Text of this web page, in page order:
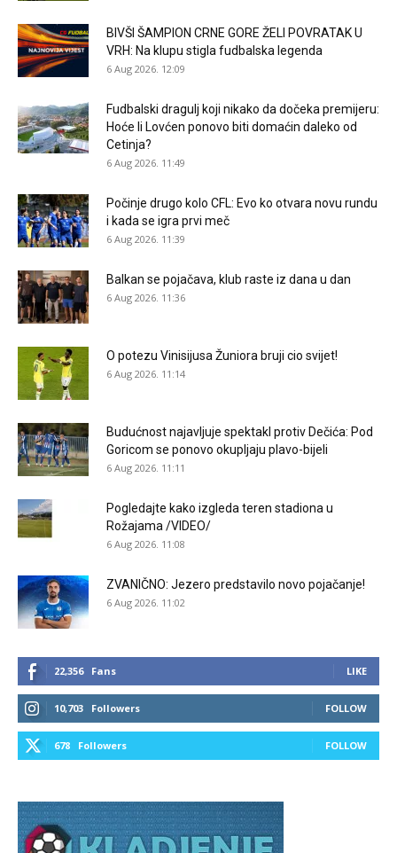
BIVŠI ŠAMPION CRNE GORE ŽELI POVRATAK U
VRH: Na klupu stigla fudbalska legenda
6 Aug 2026. 12:09
Fudbalski dragulj koji nikako da dočeka premijeru:
Hoće li Lovćen ponovo biti domaćin daleko od
Cetinja?
6 Aug 2026. 11:49
Počinje drugo kolo CFL: Evo ko otvara novu rundu
i kada se igra prvi meč
6 Aug 2026. 11:39
Balkan se pojačava, klub raste iz dana u dan
6 Aug 2026. 11:36
O potezu Vinisijusa Žuniora bruji cio svijet!
6 Aug 2026. 11:14
Budućnost najavljuje spektakl protiv Dečića: Pod
Goricom se ponovo okupljaju plavo-bijeli
6 Aug 2026. 11:11
Pogledajte kako izgleda teren stadiona u
Rožajama /VIDEO/
6 Aug 2026. 11:08
ZVANIČNO: Jezero predstavilo novo pojačanje!
6 Aug 2026. 11:02
22,356 Fans LIKE
10,703 Followers FOLLOW
678 Followers FOLLOW